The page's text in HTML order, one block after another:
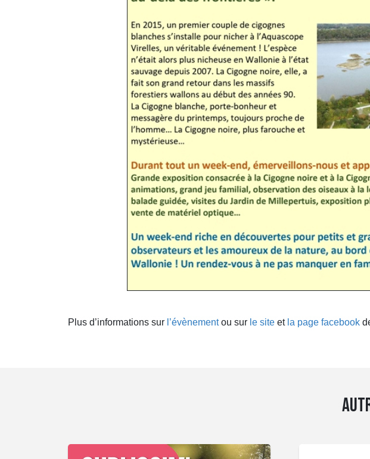
Plus d’informations sur l’évènementou sur le site et la page facebook